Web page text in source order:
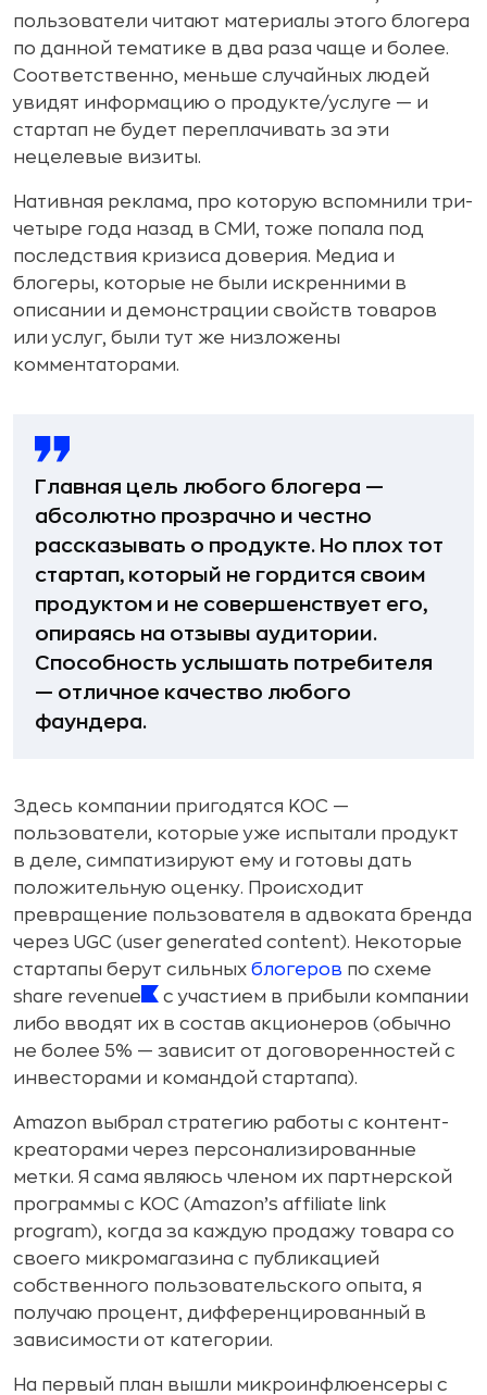
пользователи читают материалы этого блогера
по данной тематике в два раза чаще и более.
Соответственно, меньше случайных людей
увидят информацию о продукте/услуге — и
стартап не будет переплачивать за эти
нецелевые визиты.
Нативная реклама, про которую вспомнили три-
четыре года назад в СМИ, тоже попала под
последствия кризиса доверия. Медиа и
блогеры, которые не были искренними в
описании и демонстрации свойств товаров
или услуг, были тут же низложены
комментаторами.
Главная цель любого блогера —
абсолютно прозрачно и честно
рассказывать о продукте. Но плох тот
стартап, который не гордится своим
продуктом и не совершенствует его,
опираясь на отзывы аудитории.
Способность услышать потребителя
— отличное качество любого
фаундера.
Здесь компании пригодятся KOC —
пользователи, которые уже испытали продукт
в деле, симпатизируют ему и готовы дать
положительную оценку. Происходит
превращение пользователя в адвоката бренда
через UGC (user generated content). Некоторые
стартапы берут сильных блогеров по схеме
share revenue
с участием в прибыли компании
либо вводят их в состав акционеров (обычно
не более 5% — зависит от договоренностей с
инвесторами и командой стартапа).
Amazon выбрал стратегию работы с контент-
креаторами через персонализированные
метки. Я сама являюсь членом их партнерской
программы с KOC (Amazon’s affiliate link
program), когда за каждую продажу товара со
своего микромагазина с публикацией
собственного пользовательского опыта, я
получаю процент, дифференцированный в
зависимости от категории.
На первый план вышли микроинфлюенсеры с